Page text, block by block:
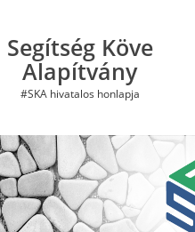
content
Segítség Köve
Alapítvány
#SKA hivatalos honlapja